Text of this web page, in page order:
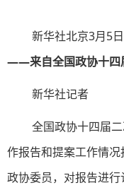
新华社北京3月5
——来自全国政协十四
新华社记者
全国政协十四届
作报告和提案工作情
政协委员，对报告进行